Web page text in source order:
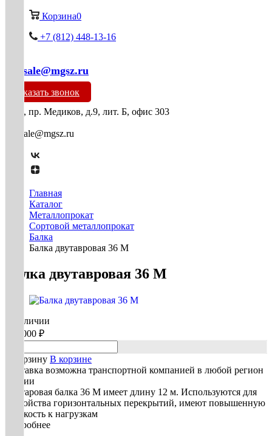
Корзина0
+7 (812) 448-13-16
mg-sale@mgsz.ru
Заказать звонок
СПб, пр. Медиков, д.9, лит. Б, офис 303
mg-sale@mgsz.ru
Главная
Каталог
Металлопрокат
Сортовой металлопрокат
Балка
Балка двутавровая 36 М
Балка двутавровая 36 М
В наличии
150 000 ₽
В корзину В корзине
Доставка возможна транспортной компанией в любой регион
России
Двутаровая балка 36 М имеет длину 12 м. Используются для
устройства горизонтальных перекрытий, имеют повышенную
стойкость к нагрузкам
Подробнее